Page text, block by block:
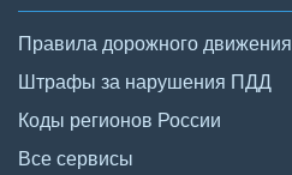
Правила дорожного движения
Штрафы за нарушения ПДД
Коды регионов России
Все сервисы